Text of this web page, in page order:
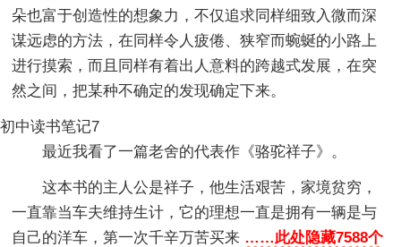
朵也富于创造性的想象力，不仅追求同样细致入微而深
谋远虑的方法，在同样令人疲倦、狭窄而蜿蜒的小路上
进行摸索，而且同样有着出人意料的跨越式发展，在突
然之间，把某种不确定的发现确定下来。
初中读书笔记7
最近我看了一篇老舍的代表作《骆驼祥子》。
这本书的主人公是祥子，他生活艰苦，家境贫穷，
一直靠当车夫维持生计，它的理想一直是拥有一辆是与
自己的洋车，第一次千辛万苦买来 ……此处隐藏7588个